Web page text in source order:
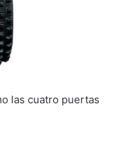
las cuatro puertas